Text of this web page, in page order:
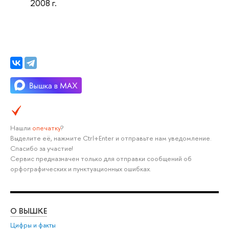
2008 г.
Нашли опечатку?
Выделите её, нажмите Ctrl+Enter и отправьте нам уведомление.
Спасибо за участие!
Сервис предназначен только для отправки сообщений об
орфографических и пунктуационных ошибках.
О ВЫШКЕ
Цифры и факты